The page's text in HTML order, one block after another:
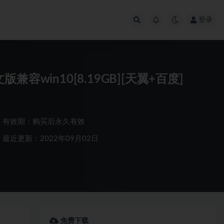
登录
兼容win10[8.19GB][天翼+百度]
有效期：购买后永久有效
最近更新：2022年09月02日
免费下载